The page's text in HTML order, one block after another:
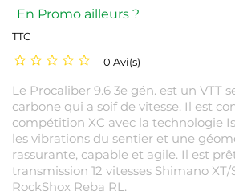
En Promo ailleurs ?
TTC
0 Avi(s)
Le Procaliber 9.6 3e gén. est un VTT
carbone qui a soif de vitesse. Il est
compétition XC avec la technologie
les vibrations du sentier et une
rassurante, capable et agile. Il est
transmission 12 vitesses Shimano
RockShox Reba RL.